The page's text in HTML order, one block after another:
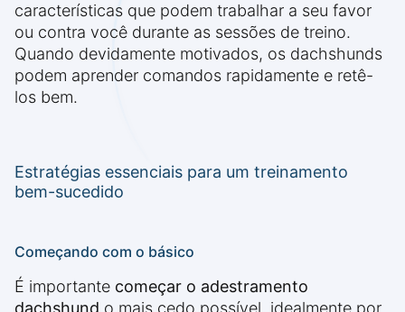
características que podem trabalhar a seu favor
ou contra você durante as sessões de treino.
Quando devidamente motivados, os dachshunds
podem aprender comandos rapidamente e retê-
los bem.
Estratégias essenciais para um treinamento
bem-sucedido
Começando com o básico
É importante começar o adestramento